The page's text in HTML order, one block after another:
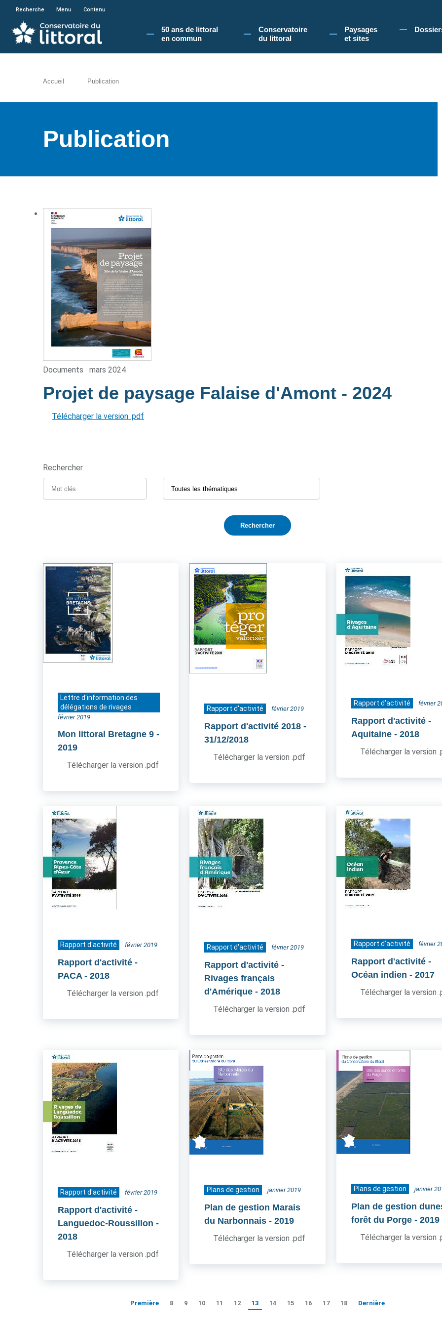
En poursuivant votre navigation sur le site du Conservatoire du littoral, vous acceptez l'utilisation de cookies pour vous
Recherche Menu Contenu
50 ans de littoral
en commun​
Conservatoire
du littoral
Paysages
et sites
Accueil Publication
Publication
Documents mars 2024
Projet de paysage Falaise d'Amont - 2024
Télécharger la version .pdf
Rechercher
Lettre d'information des
délégations de rivages
février 2019
Mon littoral Bretagne 9 -
2019
Télécharger la version .pdf
Rapport d'activité février 2019
Rapport d'activité 2018 -
31/12/2018
Télécharger la version .pdf
Rapport d'activité février
Rapport d'activité -
Aquitaine - 2018
Télécharger la version
Rapport d'activité février 2019
Rapport d'activité -
PACA - 2018
Télécharger la version .pdf
Rapport d'activité février 2019
Rapport d'activité -
Rivages français
d'Amérique - 2018
Télécharger la version .pdf
Rapport d'activité février
Rapport d'activité -
Océan indien - 2017
Télécharger la version
Rapport d'activité février 2019
Rapport d'activité -
Languedoc-Roussillon -
2018
Télécharger la version .pdf
Plans de gestion janvier 2019
Plan de gestion Marais
du Narbonnais - 2019
Télécharger la version .pdf
Plans de gestion janvier
Plan de gestion
forêt du Porge - 2019
Télécharger la version
Première 8 9 10 11 12 13 14 15 16 17 18 Dernière